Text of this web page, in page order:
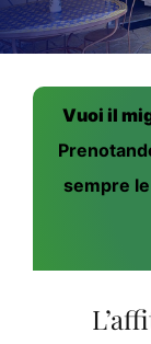
Vuoi il
sempre